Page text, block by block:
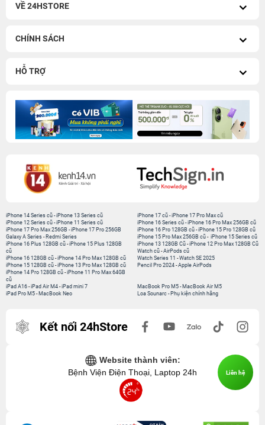
VỀ 24HSTORE
CHÍNH SÁCH
HỖ TRỢ
iPhone 14 Series cũ -iPhone 13 Series cũ
iPhone 12 Series cũ -iPhone 11 Series cũ
iPhone 17 Pro Max 256GB -iPhone 17 Pro 256GB
Galaxy A Series - Redmi Series
iPhone 17 cũ-iPhone 17 Pro Max cũ
iPhone 16 Series cũ- iPhone 16 Pro Max 256GB cũ
iPhone 16 Pro 128GB cũ-iPhone 15 Pro 128GB cũ
iPhone 15 Pro Max 256GB cũ- iPhone 15 Series cũ
iPhone 16 Plus 128GB cũ -iPhone 15 Plus 128GB
cũ
iPhone 16 128GB cũ -iPhone 14 Pro Max 128GB cũ
iPhone 15 128GB cũ -iPhone 13 Pro Max 128GB cũ
iPhone 14 Pro 128GB cũ -iPhone 11 Pro Max 64GB
cũ
iPhone 13 128GB Cũ-iPhone 12 Pro Max 128GB Cũ
Watch cũ-AirPods cũ
Watch Series 11 -Watch SE 2025
Pencil Pro 2024-Apple AirPods
iPad A16 -iPad Air M4 -iPad mini 7
iPad Pro M5 - MacBook Neo
MacBook Pro M5- MacBook Air M5
Loa Sounarc- Phụ kiện chính hãng
Kết nối 24hStore
Website thành viên:
Bệnh Viện Điện Thoại, Laptop 24h
Liên hệ